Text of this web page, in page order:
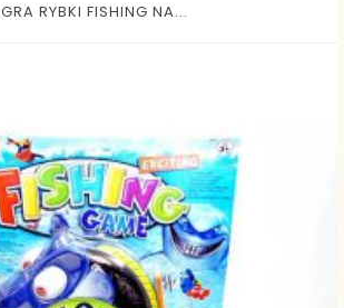
GRA RYBKI FISHING NA...